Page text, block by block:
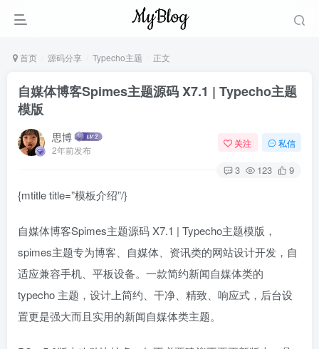
首页 源码分享 Typecho主题 正文
自媒体博客Spimes主题源码 X7.1 | Typecho主题
模版
思博
2年前发布
关注 私信
3 123 9
{mtitle title=”模板介绍”/}
自媒体博客Spimes主题源码 X7.1 | Typecho主题模版，
spimes主题专为博客、自媒体、资讯类的网站设计开发，自
适应兼容手机、平板设备。一款简约新闻自媒体类的
typecho 主题，设计上简约、干净、精致、响应式，后台设
置更是强大而且实用的新闻自媒体类主题。